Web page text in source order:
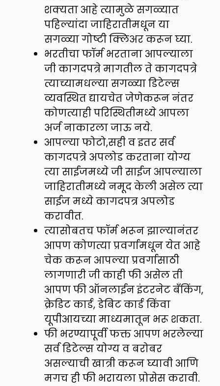
शक्यता आहे त्यामुळे सगळ्यात
पहिल्यांदा जाहिरातीमधून या
सगळ्या गोष्टी क्लिअर करून घ्या.
भरतीचा फॉर्म भरताना आपल्याला
जी कागदपत्रे मागतील ते कागदपत्रे
त्याच्यामधल्या सगळ्या डिटेल्स
व्यवस्थित द्यायचेत जेणेकरून नंतर
कोणत्याही परिस्थितीमध्ये आपला
अर्ज नाकारला जाऊ नये.
आपल्या फोटो,सही व इतर सर्व
कागदपत्रे अपलोड करताना योग्य
त्या साईजमध्ये जी साईज आपल्याला
जाहिरातीमध्ये नमूद केली असेल त्या
साईज मध्ये कागदपत्र अपलोड
करावीत.
त्यासोबतच फॉर्म भरून झाल्यानंतर
आपण कोणत्या प्रवर्गामधून येत आहे
चेक करून आपल्या प्रवर्गासाठी
लागणारी जी काही फी असेल ती
आपण फी ऑनलाईन इंटरनेट बँकिंग,
क्रेडिट कार्ड, डेबिट कार्ड किंवा
यूपीआयच्या माध्यमातून भरू शकता.
फी भरण्यापूर्वी फक्त आपण भरलेल्या
सर्व डिटेल्स योग्य व बरोबर
असल्याची खात्री करून घ्यावी आणि
मगच ही फी भरायला प्रोसेस करावी.